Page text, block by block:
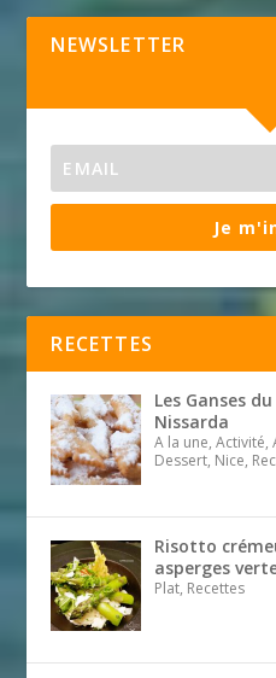
NEWSLETTER
Je
RECETTES
Les Ganses
Nissarda
A la une, Activité,
Dessert, Nice,
Risotto
asperges
Plat, Recettes